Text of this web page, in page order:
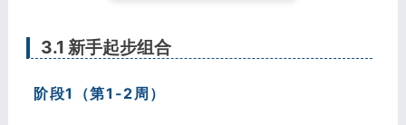
3.1 新手起步组合
阶段1（第1-2周）